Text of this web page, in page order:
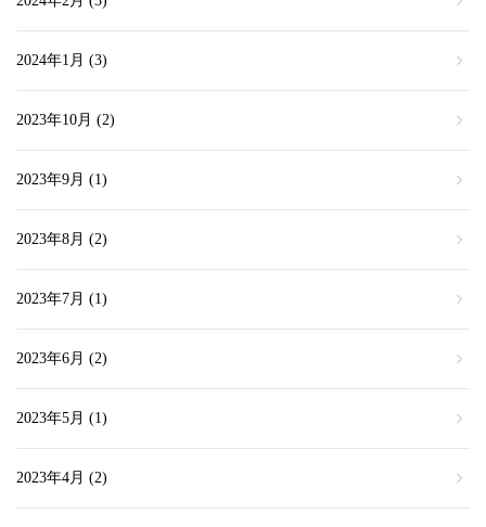
2024年1月 (3)
2023年10月 (2)
2023年9月 (1)
2023年8月 (2)
2023年7月 (1)
2023年6月 (2)
2023年5月 (1)
2023年4月 (2)